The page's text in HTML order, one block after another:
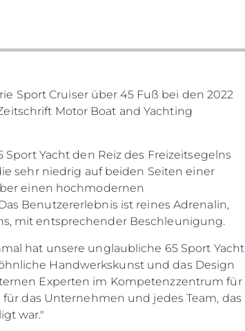
Sport Cruiser über 45 Fuß bei den 2022
Motor Boat and Yachting
Yacht den Reiz des Freizeitsegelns
sehr niedrig auf beiden Seiten einer
einen hochmodernen
Benutzererlebnis ist reines Adrenalin,
mit entsprechender Beschleunigung.
hat unsere unglaubliche 65 Sport Yacht
Handwerkskunst und das Design
Experten im Kompetenzzentrum für
das Unternehmen und jedes Team, das
war."